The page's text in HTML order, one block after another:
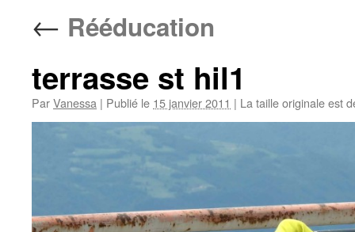
← Rééducation
terrasse st hil1
ParVanessa | Publié le 15 janvier 2011 | La taille originale est